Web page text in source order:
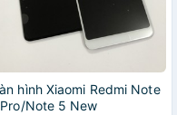
hình Xiaomi Redmi Note
Note 5 New